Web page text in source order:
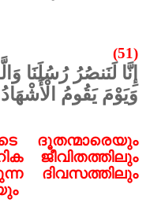
(51)
إِنَّا لَنَنصُرُ رُسُلَنَا
وَيَوْمَ يَقُومُ الْأَشْهَادُ
ദൂതന്മാരെയും
ജീവിതത്തിലും
ദിവസത്തിലും